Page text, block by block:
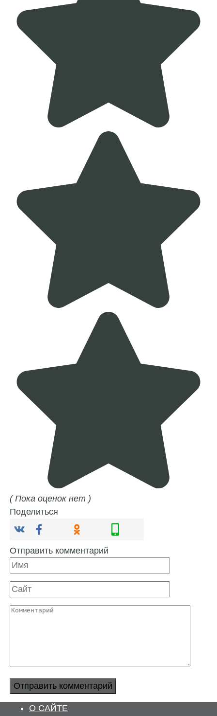
( Пока оценок нет )
Поделиться
Отправить комментарий
Имя
Сайт
Комментарий
О САЙТЕ